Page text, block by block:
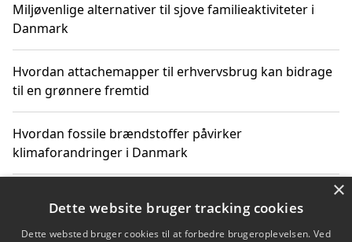
Miljøvenlige alternativer til sjove familieaktiviteter i
Danmark
Hvordan attachemapper til erhvervsbrug kan bidrage
til en grønnere fremtid
Hvordan fossile brændstoffer påvirker
klimaforandringer i Danmark
klimaændringer
×
Dette website bruger tracking cookies
Dette websted bruger cookies til at forbedre brugeroplevelsen. Ved